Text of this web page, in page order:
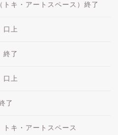
キ・アートスペース）終了
上
了
上
了
キ・アートスペース